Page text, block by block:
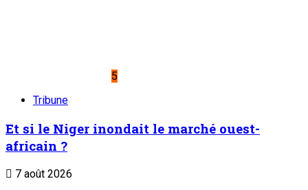
5
Tribune
Et si le Niger inondait le marché ouest-
africain ?
7 août 2026